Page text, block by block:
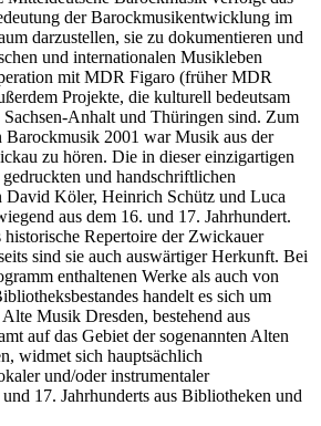
der Barockmusikentwicklung im
darzustellen, sie zu dokumentieren und
und internationalen Musikleben
mit MDR Figaro (früher MDR
Projekte, die kulturell bedeutsam
Anhalt und Thüringen sind. Zum
Barockmusik 2001 war Musik aus der
zu hören. Die in dieser einzigartigen
und handschriftlichen
David Köler, Heinrich Schütz und Luca
aus dem 16. und 17. Jahrhundert.
historische Repertoire der Zwickauer
sind sie auch auswärtiger Herkunft. Bei
enthaltenen Werke als auch von
handelt es sich um
Musik Dresden, bestehend aus
auf das Gebiet der sogenannten Alten
widmet sich hauptsächlich
und/oder instrumentaler
17. Jahrhunderts aus Bibliotheken und